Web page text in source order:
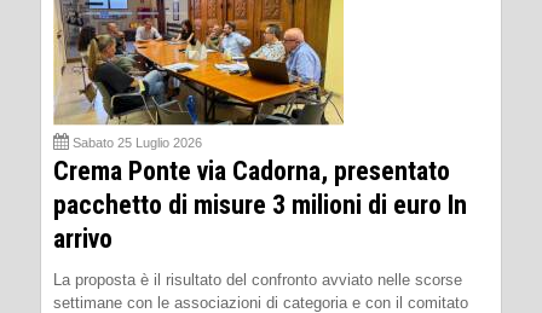
Sabato 25 Luglio 2026
Crema Ponte via Cadorna, presentato
pacchetto di misure 3 milioni di euro In
arrivo
La proposta è il risultato del confronto avviato nelle scorse
settimane con le associazioni di categoria e con il comitato